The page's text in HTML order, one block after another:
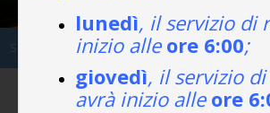
lunedì, il servizio di
inizio alle ore 6:00;
giovedì, il servizio di
avrà inizio alle ore
Sei in: Ecologia-Provaglio d'Iseo